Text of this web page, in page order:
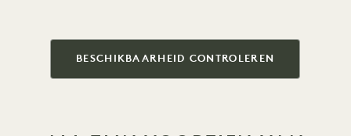
BESCHIKBAARHEID CONTROLEREN